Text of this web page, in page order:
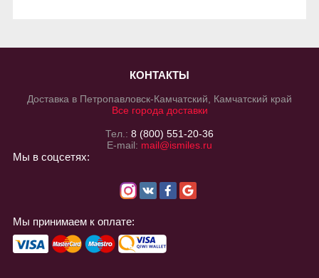
КОНТАКТЫ
Доставка в Петропавловск-Камчатский, Камчатский край
Все города доставки
Тел.: 8 (800) 551-20-36
E-mail: mail@ismiles.ru
Мы в соцсетях:
Мы принимаем к оплате: